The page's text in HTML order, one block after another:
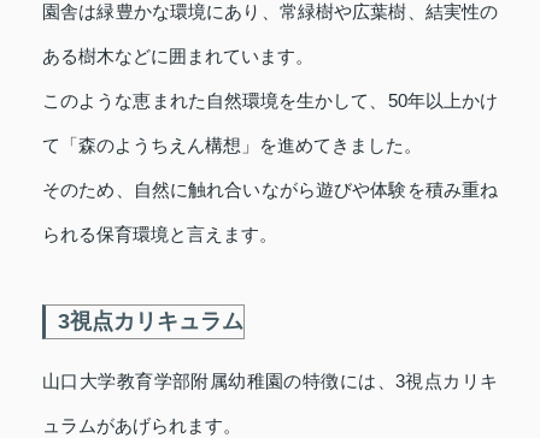
園舎は緑豊かな環境にあり、常緑樹や広葉樹、結実性の
ある樹木などに囲まれています。
このような恵まれた自然環境を生かして、50年以上かけ
て「森のようちえん構想」を進めてきました。
そのため、自然に触れ合いながら遊びや体験を積み重ね
られる保育環境と言えます。
3視点カリキュラム
山口大学教育学部附属幼稚園の特徴には、3視点カリキ
ュラムがあげられます。